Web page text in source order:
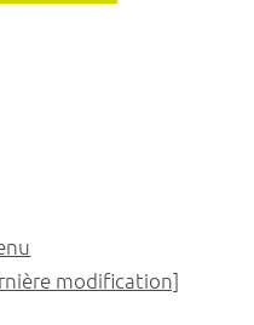
modification]